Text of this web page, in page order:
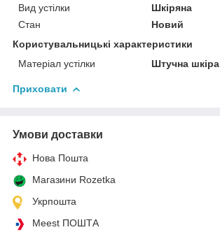
Вид устілки
Шкіряна
Стан
Новий
Користувальницькі характеристики
Матеріал устілки
Штучна шкіра
Приховати
Умови доставки
Нова Пошта
Магазини Rozetka
Укрпошта
Meest ПОШТА